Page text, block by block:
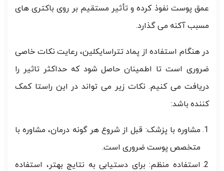
عمق پوست نفوذ کرده و تأثیر مستقیم بر روی باکتری های
مسبب آکنه می گذارد.
در هنگام استفاده از پماد تتراسایکلین، رعایت نکات خاصی
ضروری است تا اطمینان حاصل شود که حداکثر تاثیر را
دریافت می کنیم. نکات زیر می تواند در این راستا کمک
کننده باشد:
مشاوره با پزشک: قبل از شروع هر گونه درمان، مشاوره با
متخصص پوست ضروری است.
استفاده منظم: برای دستیابی به نتایج بهتر، استفاده